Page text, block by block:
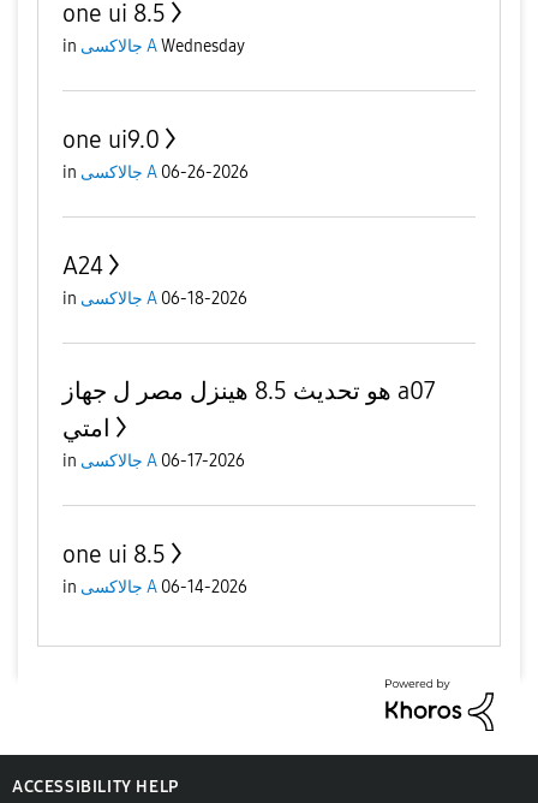
one ui 8.5
in جالاكسى AWednesday
one ui9.0
in جالاكسى A 06-26-2026
A24
in جالاكسى A 06-18-2026
هو تحديث 8.5 هينزل مصر ل جهاز a07
امتي
in جالاكسى A 06-17-2026
one ui 8.5
in جالاكسى A 06-14-2026
ACCESSIBILITY HELP